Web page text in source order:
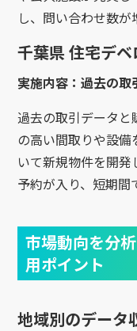
し、問い合わせ数が
千葉県 住宅デ
実施内容：過去の
過去の取引データ
の高い間取りや設
いて新規物件を開
予約が入り、短期間
市場動向を分
用ポイント
地域別のデータ